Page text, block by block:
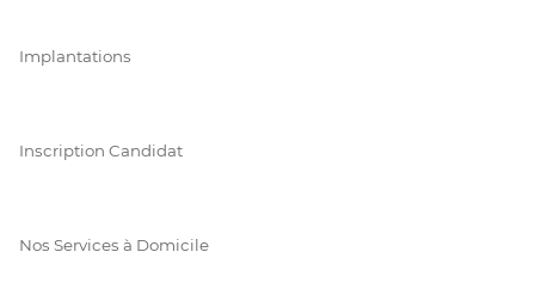
Implantations
Inscription Candidat
Nos Services à Domicile